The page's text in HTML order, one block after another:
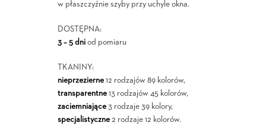
w płaszczyźnie szyby przy uchyle okna.
DOSTĘPNA:
3 – 5 dniod pomiaru
TKANINY:
nieprzezierne12 rodzajów 89 kolorów,
transparentne13 rodzajów 45 kolorów,
zaciemniające3 rodzaje 39 kolory,
specjalistyczne2 rodzaje 12 kolorów.